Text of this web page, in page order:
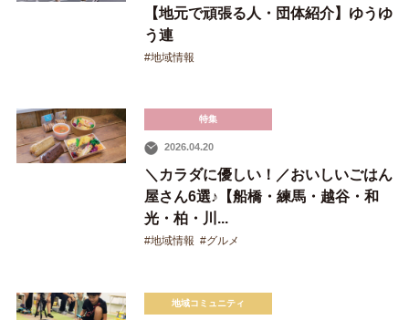
【地元で頑張る人・団体紹介】ゆうゆ
う連
#地域情報
特集
2026.04.20
＼カラダに優しい！／おいしいごはん
屋さん6選♪【船橋・練馬・越谷・和
光・柏・川...
#地域情報 #グルメ
地域コミュニティ